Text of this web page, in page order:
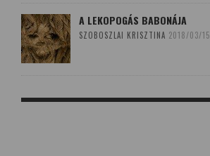
A LEKOPOGÁS BABONÁJA
SZOBOSZLAI KRISZTINA 2018/03/15